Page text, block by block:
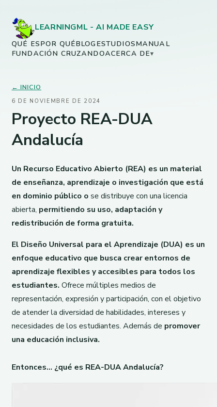
LEARNINGML - AI MADE EASY
QUÉ ESPOR QUÉBLOGESTUDIOSMANUAL
FUNDACIÓN CRUZANDOACERCA DE▾
← INICIO
6 DE NOVIEMBRE DE 2024
Proyecto REA-DUA
Andalucía
Un Recurso Educativo Abierto (REA) es un material
de enseñanza, aprendizaje o investigación que está
en dominio público o se distribuye con una licencia
abierta, permitiendo su uso, adaptación y
redistribución de forma gratuita.
El Diseño Universal para el Aprendizaje (DUA) es un
enfoque educativo que busca crear entornos de
aprendizaje flexibles y accesibles para todos los
estudiantes. Ofrece múltiples medios de
representación, expresión y participación, con el objetivo
de atender la diversidad de habilidades, intereses y
necesidades de los estudiantes. Además de promover
una educación inclusiva.
Entonces… ¿qué es REA-DUA Andalucía?